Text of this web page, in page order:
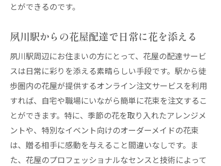
とができるのです。
夙川駅からの花屋配達で日常に花を添える
夙川駅周辺にお住まいの方にとって、花屋の配達サービ
スは日常に彩りを添える素晴らしい手段です。駅から徒
歩圏内の花屋が提供するオンライン注文サービスを利用
すれば、自宅や職場にいながら簡単に花束を注文するこ
とができます。特に、季節の花を取り入れたアレンジメ
ントや、特別なイベント向けのオーダーメイドの花束
は、贈る相手に感動を与えること間違いなしです。ま
た、花屋のプロフェッショナルなセンスと技術によって